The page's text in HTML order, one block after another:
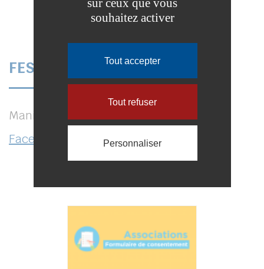
FESTIVAL DES 2 RIVIÈRES
Manifestations artistiques et musicales.
Facebook
Site internet
sur ceux que vous
souhaitez activer
Tout accepter
Tout refuser
Personnaliser